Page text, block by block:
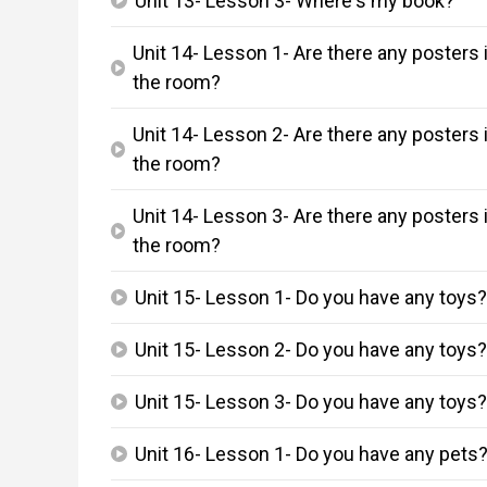
play_arrow
Unit 14- Lesson 1- Are there any posters
the room?
play_arrow
Unit 14- Lesson 2- Are there any posters
the room?
play_arrow
Unit 14- Lesson 3- Are there any posters
the room?
play_arrow Unit 15- Lesson 1- Do you have any toys?
play_arrow Unit 15- Lesson 2- Do you have any toys?
play_arrow Unit 15- Lesson 3- Do you have any toys?
play_arrow Unit 16- Lesson 1- Do you have any pets?